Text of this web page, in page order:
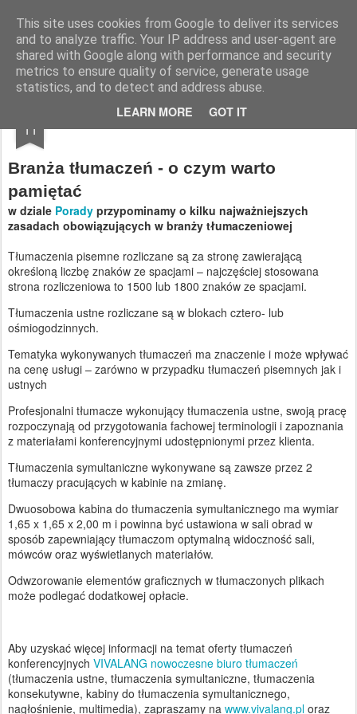
This site uses cookies from Google to deliver its services
and to analyze traffic. Your IP address and user-agent are
shared with Google along with performance and security
metrics to ensure quality of service, generate usage
statistics, and to detect and address abuse.
LEARN MORE GOT IT
Blog VIVALANG | VIVALANG nowoczesne biuro tłumaczeń
11
Branża tłumaczeń - o czym warto
pamiętać
w dziale Porady przypominamy o kilku najważniejszych
zasadach obowiązujących w branży tłumaczeniowej
Tłumaczenia pisemne rozliczane są za stronę zawierającą
określoną liczbę znaków ze spacjami – najczęściej stosowana
strona rozliczeniowa to 1500 lub 1800 znaków ze spacjami.
Tłumaczenia ustne rozliczane są w blokach cztero- lub
ośmiogodzinnych.
Tematyka wykonywanych tłumaczeń ma znaczenie i może wpływać
na cenę usługi – zarówno w przypadku tłumaczeń pisemnych jak i
ustnych
Profesjonalni tłumacze wykonujący tłumaczenia ustne, swoją pracę
rozpoczynają od przygotowania fachowej terminologii i zapoznania
z materiałami konferencyjnymi udostępnionymi przez klienta.
Tłumaczenia symultaniczne wykonywane są zawsze przez 2
tłumaczy pracujących w kabinie na zmianę.
Dwuosobowa kabina do tłumaczenia symultanicznego ma wymiar
1,65 x 1,65 x 2,00 m i powinna być ustawiona w sali obrad w
sposób zapewniający tłumaczom optymalną widoczność sali,
mówców oraz wyświetlanych materiałów.
Odwzorowanie elementów graficznych w tłumaczonych plikach
może podlegać dodatkowej opłacie.
Aby uzyskać więcej informacji na temat oferty tłumaczeń
konferencyjnych VIVALANG nowoczesne biuro tłumaczeń
(tłumaczenia ustne, tłumaczenia symultaniczne, tłumaczenia
konsekutywne, kabiny do tłumaczenia symultanicznego,
nagłośnienie, multimedia), zapraszamy na www.vivalang.pl oraz